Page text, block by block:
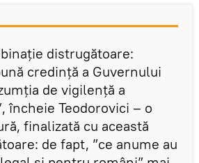
distrugătoare:
credință a Guvernului
de vigilență a
încheie Teodorovici – o
finalizată cu această
de fapt, ”ce anume au